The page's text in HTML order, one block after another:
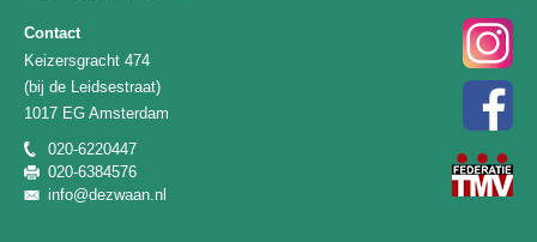
Contact
Keizersgracht 474
(bij de Leidsestraat)
1017 EG Amsterdam
020-6220447
020-6384576
info@dezwaan.nl